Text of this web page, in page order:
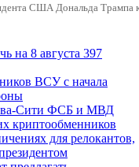
США Дональда Трампа к
на 8 августа 397
ВСУ с начала
Сити ФСБ и МВД
криптообменников
для релокантов,